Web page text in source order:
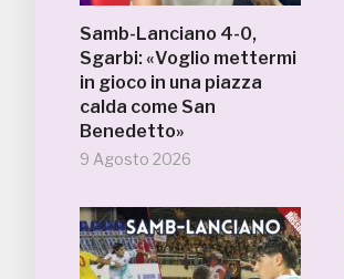
Samb-Lanciano 4-0,
Sgarbi: «Voglio mettermi
in gioco in una piazza
calda come San
Benedetto»
9 Agosto 2026